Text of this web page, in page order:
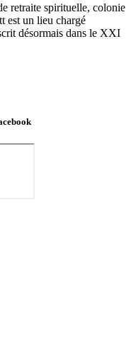
retraite spirituelle, colonie
est un lieu chargé
désormais dans le XXI